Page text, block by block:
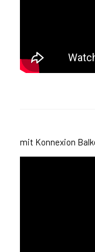
mit Konnexion